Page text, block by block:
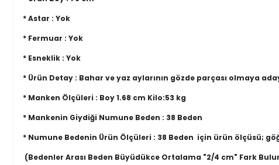
* Astar : Yok
* Fermuar : Yok
* Esneklik : Yok
* Ürün Detay : Bahar ve yaz aylarının gözde parçası olmaya
* Manken Ölçüleri : Boy 1.68 cm Kilo:53 kg
* Mankenin Giydiği Numune Beden : 38 Beden
* Numune Bedenin Ürün Ölçüleri : 38 Beden için ürün ölçüsü;
(Bedenler Arası Beden Büyüdükce Ortalama "2/4 cm" Fark